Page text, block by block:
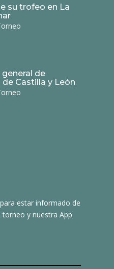
su trofeo en La
general de
Castilla y León
estar informado de
y nuestra App